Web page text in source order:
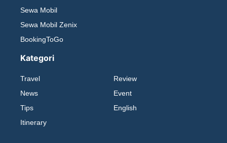
Sewa Mobil
Sewa Mobil Zenix
BookingToGo
Kategori
Travel
News
Tips
Itinerary
Review
Event
English